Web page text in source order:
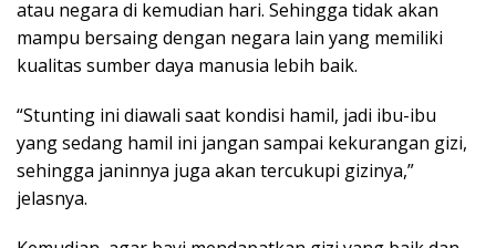
atau negara di kemudian hari. Sehingga tidak akan
mampu bersaing dengan negara lain yang memiliki
kualitas sumber daya manusia lebih baik.
“Stunting ini diawali saat kondisi hamil, jadi ibu-ibu
yang sedang hamil ini jangan sampai kekurangan gizi,
sehingga janinnya juga akan tercukupi gizinya,”
jelasnya.